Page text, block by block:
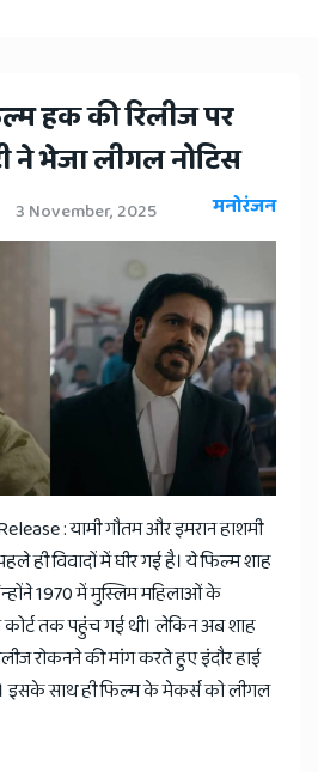
हक की रिलीज पर
ने भेजा लीगल नोटिस
3 November, 2025 मनोरंजन
: यामी गौतम और इमरान हाशमी
ही विवादों में घीर गई है। ये फिल्म शाह
1970 में मुस्लिम महिलाओं के
तक पहुंच गई थी। लेकिन अब शाह
रोकनने की मांग करते हुए इंदौर हाई
इसके साथ ही फिल्म के मेकर्स को लीगल